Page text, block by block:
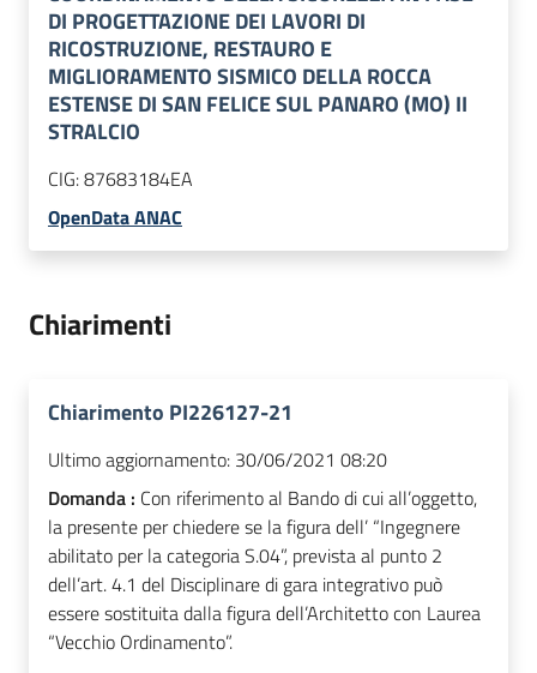
DI PROGETTAZIONE DEI LAVORI DI
RICOSTRUZIONE, RESTAURO E
MIGLIORAMENTO SISMICO DELLA ROCCA
ESTENSE DI SAN FELICE SUL PANARO (MO) II
STRALCIO
CIG:87683184EA
OpenData ANAC
Chiarimenti
Chiarimento PI226127-21
Ultimo aggiornamento: 30/06/2021 08:20
Domanda : Con riferimento al Bando di cui all’oggetto,
la presente per chiedere se la figura dell’ “Ingegnere
abilitato per la categoria S.04”, prevista al punto 2
dell’art. 4.1 del Disciplinare di gara integrativo può
essere sostituita dalla figura dell’Architetto con Laurea
“Vecchio Ordinamento”.